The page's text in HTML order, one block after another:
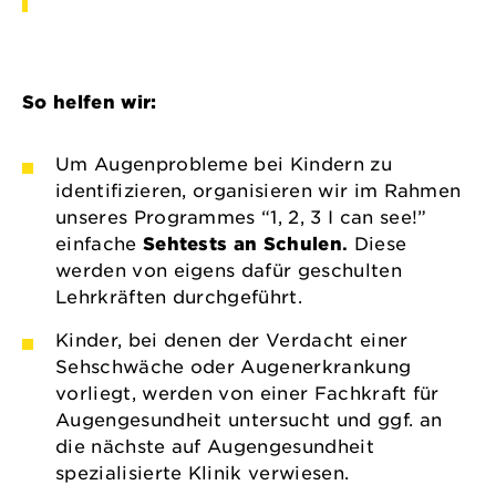
So helfen wir:
Um Augenprobleme bei Kindern zu
identifizieren, organisieren wir im Rahmen
unseres Programmes “1, 2, 3 I can see!”
einfache Sehtests an Schulen. Diese
werden von eigens dafür geschulten
Lehrkräften durchgeführt.
Kinder, bei denen der Verdacht einer
Sehschwäche oder Augenerkrankung
vorliegt, werden von einer Fachkraft für
Augengesundheit untersucht und ggf. an
die nächste auf Augengesundheit
spezialisierte Klinik verwiesen.